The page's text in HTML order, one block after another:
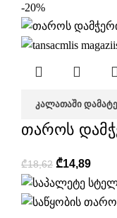
-20%
ᲙᲐᲚᲐᲗᲐᲨᲘ
თაროს
₾18,62 ₾14,89